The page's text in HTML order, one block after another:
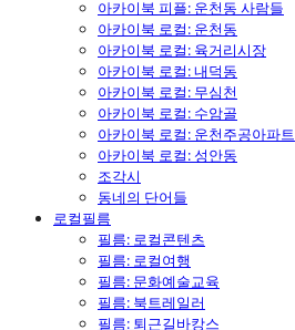
아카이북 피플: 운천동 사람들
아카이북 로컬: 운천동
아카이북 로컬: 육거리시장
아카이북 로컬: 내덕동
아카이북 로컬: 무심천
아카이북 로컬: 수암골
아카이북 로컬: 운천주공아파트
아카이북 로컬: 성안동
조각시
동네의 단어들
로컬필름
필름: 로컬콘텐츠
필름: 로컬여행
필름: 문화예술교육
필름: 북트레일러
필름: 퇴근길바캉스